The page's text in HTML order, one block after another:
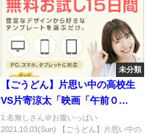
未分類
【ごうどん】片思い中の高校生
VS片寄涼太「映画「午前０
時〜」
1:名無しさん＠お腹いっぱい
2021.10.03(Sun) 【ごうどん】片思い中の